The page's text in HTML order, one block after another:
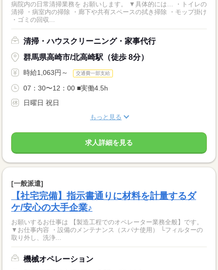
病院内の日常清掃業務を お願いします。 ▼具体的には… ・トイレの
清掃 ・病室内の掃除 ・廊下や共有スペースの拭き掃除 ・モップ掛け
・ゴミの回収...
清掃・ハウスクリーニング・家事代行
群馬県高崎市/北高崎駅（徒歩 8分）
時給1,063円～ 交通費一部支給
07：30〜12：00 ■実働4.5h
日曜日 祝日
もっと見る
求人詳細を見る
[一般派遣]
【社宅完備】指示書通りに材料を計量するダ
ケ/安心の大手企業♪
お願いするお仕事は 【製造工程でのオペレーター業務全般】です。
▼お仕事内容 ・設備のメンテナンス（スパナ使用） └フィルターの
取り外し、洗浄...
機械オペレーション